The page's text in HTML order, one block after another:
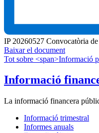
IP 20260527 Convocatòria
Baixar el document
Tot sobre <span>Informació
Informació
La informació financera
Informació trimestral
Informes anuals